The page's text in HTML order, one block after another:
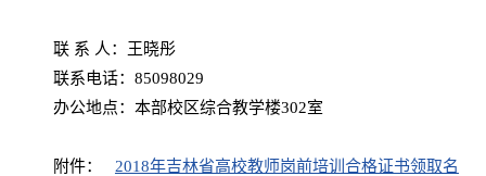
联 系 人：王晓彤
联系电话：85098029
办公地点：本部校区综合教学楼302室
附件： 2018年吉林省高校教师岗前培训合格证书领取名